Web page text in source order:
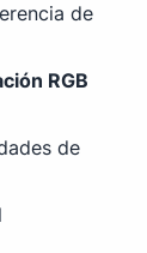
de
RGB
de